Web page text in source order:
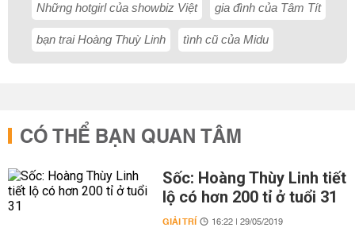
Những hotgirl của showbiz Việt gia đình của Tâm Tít
bạn trai Hoàng Thuỳ Linh tình cũ của Midu
CÓ THỂ BẠN QUAN TÂM
Sốc: Hoàng Thùy Linh tiết
lộ có hơn 200 tỉ ở tuổi 31
GIẢI TRÍ 16:22 | 29/05/2019